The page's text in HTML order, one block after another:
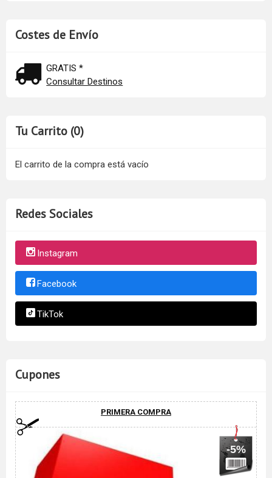
Costes de Envío
GRATIS *
Consultar Destinos
Tu Carrito (0)
El carrito de la compra está vacío
Redes Sociales
Instagram
Facebook
TikTok
Cupones
PRIMERA COMPRA
-5%